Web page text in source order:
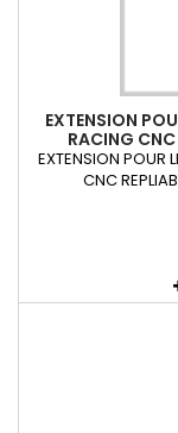
EXTENSION
RACING CNC
EXTENSION POUR
CNC